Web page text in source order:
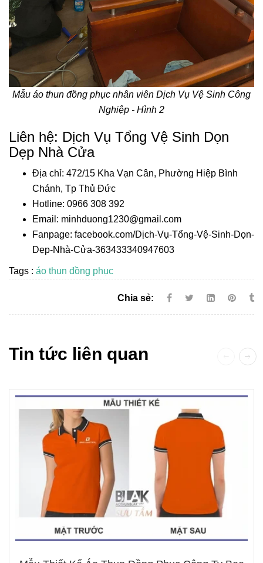
Mẫu áo thun đồng phục nhân viên Dịch Vụ Vệ Sinh Công
Nghiệp - Hình 2
Liên hệ: Dịch Vụ Tổng Vệ Sinh Dọn
Dẹp Nhà Cửa
Địa chỉ: 472/15 Kha Vạn Cân, Phường Hiệp Bình
Chánh, Tp Thủ Đức
Hotline: 0966 308 392
Email: minhduong1230@gmail.com
Fanpage: facebook.com/Dịch-Vụ-Tổng-Vệ-Sinh-Dọn-
Dẹp-Nhà-Cửa-363433340947603
Tags : áo thun đồng phục
Chia sẻ:
Tin tức liên quan